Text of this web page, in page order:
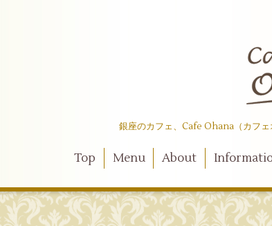
銀座のカフェ、Cafe Ohana（カフェ
Top Menu About